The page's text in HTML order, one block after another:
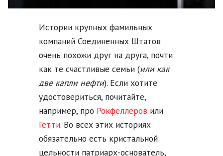
Истории крупных фамильных
компаний Соединенных Штатов
очень похожи друг на друга, почти
как те счастливые семьи (или как
две капли нефти). Если хотите
удостовериться, почитайте,
например, про Рокфеллеров или
Гетти. Во всех этих историях
обязательно есть кристальной
цельности патриарх-основатель,